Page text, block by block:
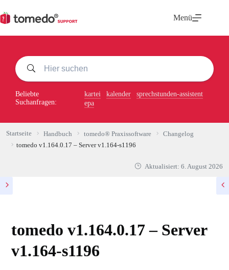
Inhalt
springen
Menü
Beliebte
Suchanfragen:
kartei kalender
sprechstunden-assistent
epa
Startseite Handbuch tomedo® Praxissoftware
Changelog
tomedo v1.164.0.17 – Server v1.164-s1196
Aktualisiert: 6. August 2026
tomedo v1.164.0.17 – Server
v1.164-s1196